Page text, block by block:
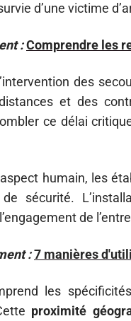
d’une victime
:Comprendre les
des
et des
ce délai
humain, les
sécurité.
de
:7 manières
les
proximité